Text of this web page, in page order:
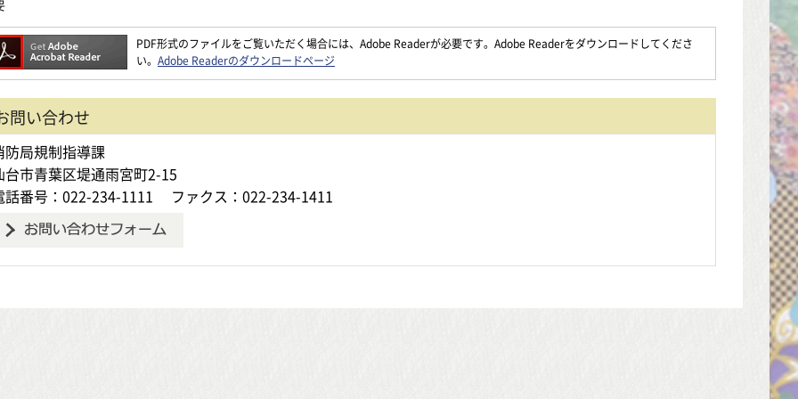
PDF形式のファイルをご覧いただく場合には、Adobe Readerが必要です。Adobe Readerをダウンロードしてくださ
い。 Adobe Readerのダウンロードページ
問い合わせ
防局規制指導課
台市青葉区堤通雨宮町2-15
話番号：022-234-1111
ファクス：022-234-1411